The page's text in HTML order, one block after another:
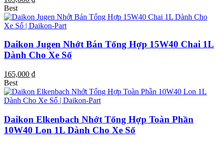
Best
Daikon Jugen Nhớt Bán Tổng Hợp 15W40 Chai 1L
Dành Cho Xe Số
165,000 ₫
Best
Daikon Elkenbach Nhớt Tổng Hợp Toàn Phần
10W40 Lon 1L Dành Cho Xe Số